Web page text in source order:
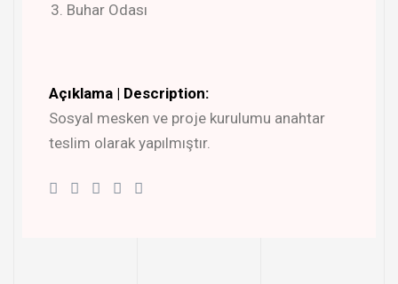
Buhar Odası
Açıklama | Description:
Sosyal mesken ve proje kurulumu anahtar
teslim olarak yapılmıştır.